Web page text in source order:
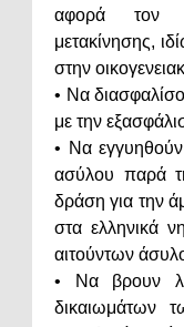
αφορά τον
μετακίνησης,
στην
• Να
με την
• Να εγγυηθούν
ασύλου παρά
δράση για την
στα ελληνικά
αιτούντων
• Να βρουν
δικαιωμάτων